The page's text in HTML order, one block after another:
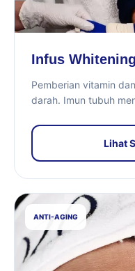
Infus Whitening
Pemberian vitamin
darah. Imun tubuh
Lihat
ANTI-AGING